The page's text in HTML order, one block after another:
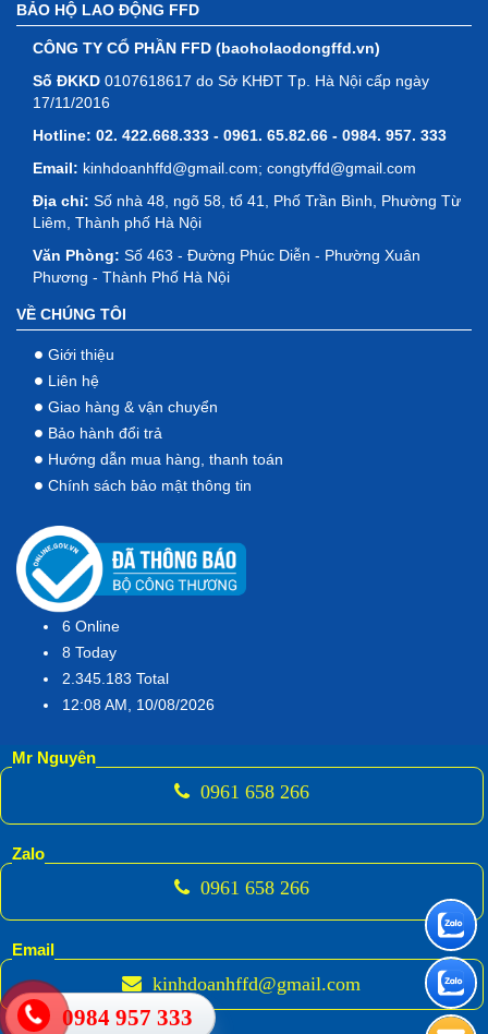
BẢO HỘ LAO ĐỘNG FFD
CÔNG TY CỔ PHẦN FFD (baoholaodongffd.vn)
Số ĐKKD 0107618617 do Sở KHĐT Tp. Hà Nội cấp ngày
17/11/2016
Hotline: 02. 422.668.333 - 0961. 65.82.66 - 0984. 957. 333
Email: kinhdoanhffd@gmail.com; congtyffd@gmail.com
Địa chỉ: Số nhà 48, ngõ 58, tổ 41, Phố Trần Bình, Phường Từ
Liêm, Thành phố Hà Nội
Văn Phòng: Số 463 - Đường Phúc Diễn - Phường Xuân
Phương - Thành Phố Hà Nội
VỀ CHÚNG TÔI
Giới thiệu
Liên hệ
Giao hàng & vận chuyển
Bảo hành đổi trả
Hướng dẫn mua hàng, thanh toán
Chính sách bảo mật thông tin
6 Online
8 Today
2.345.183 Total
12:08 AM, 10/08/2026
Mr Nguyên
0961 658 266
Zalo
0961 658 266
Email
kinhdoanhffd@gmail.com
0984 957 333